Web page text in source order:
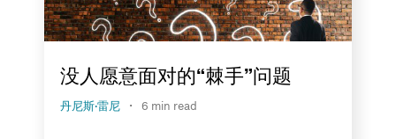
没人愿意面对的“棘手”问题
丹尼斯·雷尼 · 6 min read